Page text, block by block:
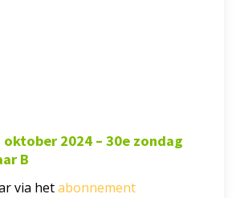
2024 – 30e zondag
B
via hetabonnement